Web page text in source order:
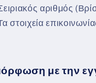
αριθμός
στοιχεία
με την